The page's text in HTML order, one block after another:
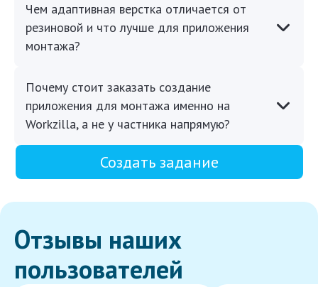
Чем адаптивная верстка отличается от
резиновой и что лучше для приложения
монтажа?
Почему стоит заказать создание
приложения для монтажа именно на
Workzilla, а не у частника напрямую?
Создать задание
Отзывы наших
пользователей